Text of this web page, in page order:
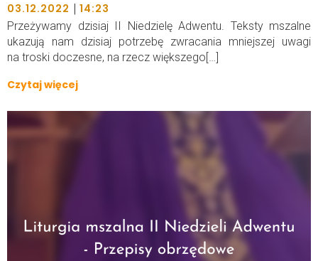
03.12.2022 | 14:23
Przeżywamy dzisiaj II Niedzielę Adwentu. Teksty mszalne
ukazują nam dzisiaj potrzebę zwracania mniejszej uwagi
na troski doczesne, na rzecz większego[…]
Czytaj więcej